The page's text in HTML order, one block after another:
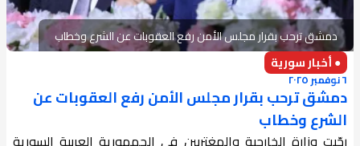
دمشق ترحب بقرار مجلس الأمن رفع العقوبات عن الشرع وخطاب
● أخبار سورية
٦ نوفمبر ٢٠٢٥
دمشق ترحب بقرار مجلس الأمن رفع العقوبات عن
الشرع وخطاب
رحّبت وزارة الخارجية والمغتربين في الجمهورية العربية السورية